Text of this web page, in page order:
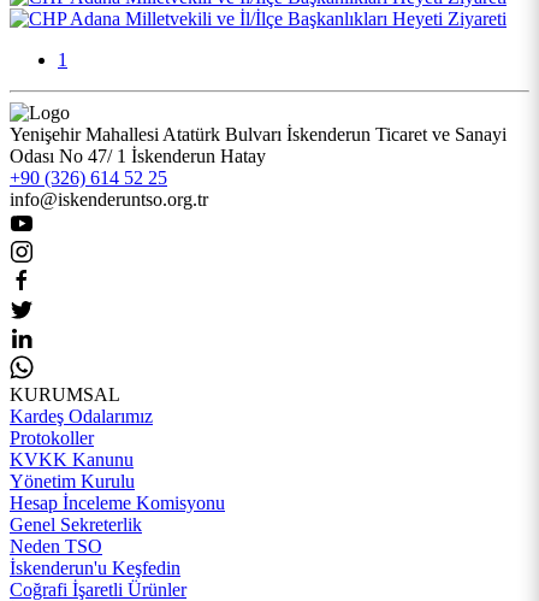
1
Yenişehir Mahallesi Atatürk Bulvarı İskenderun Ticaret ve Sanayi
Odası No 47/ 1 İskenderun Hatay
+90 (326) 614 52 25
info@iskenderuntso.org.tr
KURUMSAL
Kardeş Odalarımız
Protokoller
KVKK Kanunu
Yönetim Kurulu
Hesap İnceleme Komisyonu
Genel Sekreterlik
Neden TSO
İskenderun'u Keşfedin
Coğrafi İşaretli Ürünler